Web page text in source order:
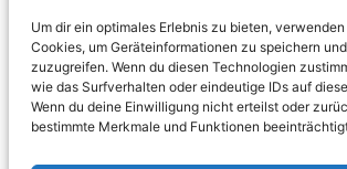
Um dir ein optimales Erlebnis zu bieten,
Cookies, um Geräteinformationen zu speichern
zuzugreifen. Wenn du diesen Technologien
wie das Surfverhalten oder eindeutige IDs auf
Wenn du deine Einwilligung nicht erteilst oder
bestimmte Merkmale und Funktionen
Diese Website verwendet
zu reduzieren.Erfahre, wie deine
Kommentardaten verarbeitet